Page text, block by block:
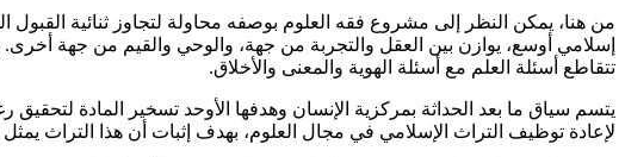
من هنا، يمكن النظر إلى مشروع فقه العلوم بوصفه محاولة لتجاوز ثنائية
إسلامي أوسع، يوازن بين العقل والتجربة من جهة، والوحي والقيم من جهة
تتقاطع أسئلة العلم مع أسئلة الهوية والمعنى والأخلاق.
يتسم سياق ما بعد الحداثة بمركزية الإنسان وهدفها الأوحد تسخير المادة
لإعادة توظيف التراث الإسلامي في مجال العلوم، بهدف إثبات أن هذا التراث يمثل